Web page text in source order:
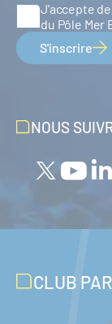
J'accepte
du Pôle
S'inscrire
NOUS
CLUB